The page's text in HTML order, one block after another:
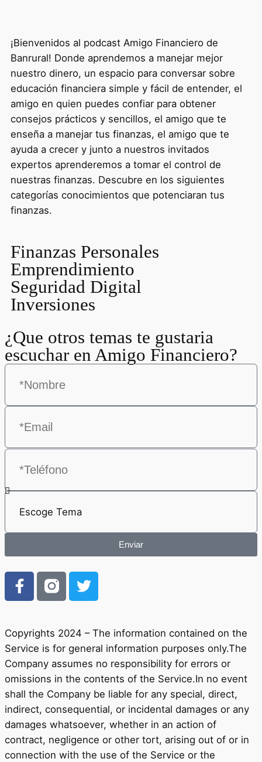
¡Bienvenidos al podcast Amigo Financiero de
Banrural! Donde aprendemos a manejar mejor
nuestro dinero, un espacio para conversar sobre
educación financiera simple y fácil de entender, el
amigo en quien puedes confiar para obtener
consejos prácticos y sencillos, el amigo que te
enseña a manejar tus finanzas, el amigo que te
ayuda a crecer y junto a nuestros invitados
expertos aprenderemos a tomar el control de
nuestras finanzas. Descubre en los siguientes
categorías conocimientos que potenciaran tus
finanzas.
Finanzas Personales
Emprendimiento
Seguridad Digital
Inversiones
¿Que otros temas te gustaria
escuchar en Amigo Financiero?
Enviar
Copyrights 2024 – The information contained on the
Service is for general information purposes only.The
Company assumes no responsibility for errors or
omissions in the contents of the Service.In no event
shall the Company be liable for any special, direct,
indirect, consequential, or incidental damages or any
damages whatsoever, whether in an action of
contract, negligence or other tort, arising out of or in
connection with the use of the Service or the